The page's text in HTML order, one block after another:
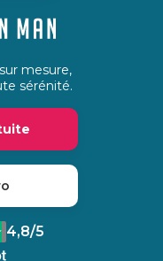
mesure,
sérénité.
4,8/5